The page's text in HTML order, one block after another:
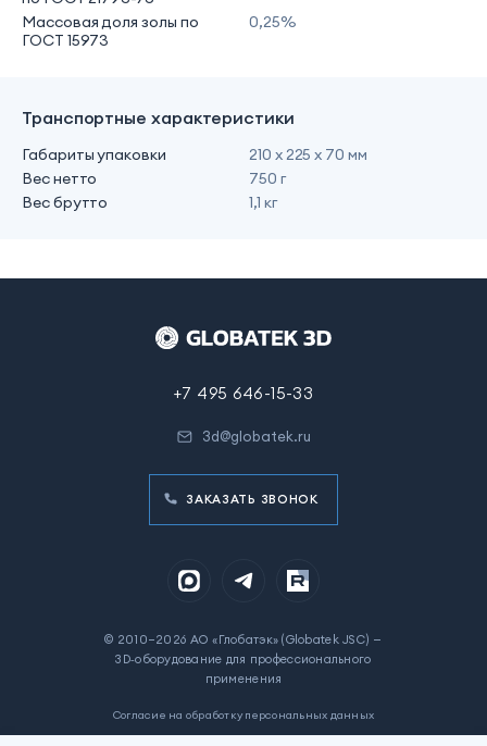
Массовая доля золы по
ГОСТ 15973
0,25%
Транспортные характеристики
Габариты упаковки
210 х 225 х 70 мм
Вес нетто
750 г
Вес брутто
1,1 кг
+7 495 646-15-33
3d@globatek.ru
ЗАКАЗАТЬ ЗВОНОК
© 2010–2026 АО «Глобатэк» (Globatek JSC) —
3D‑оборудование для профессионального
применения
Согласие на обработку персональных данных